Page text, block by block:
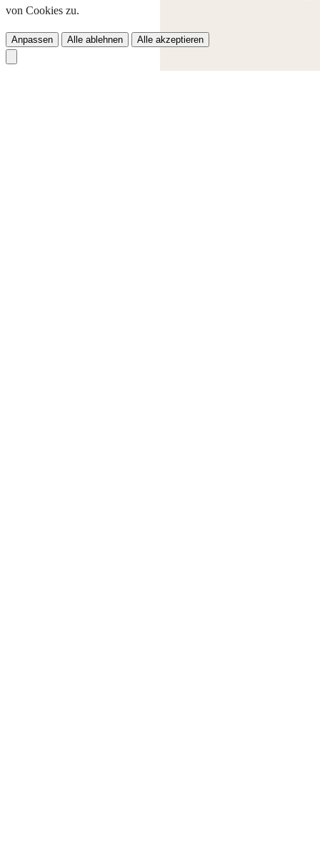
von Cookies zu.
Anpassen Alle ablehnen Alle akzeptieren